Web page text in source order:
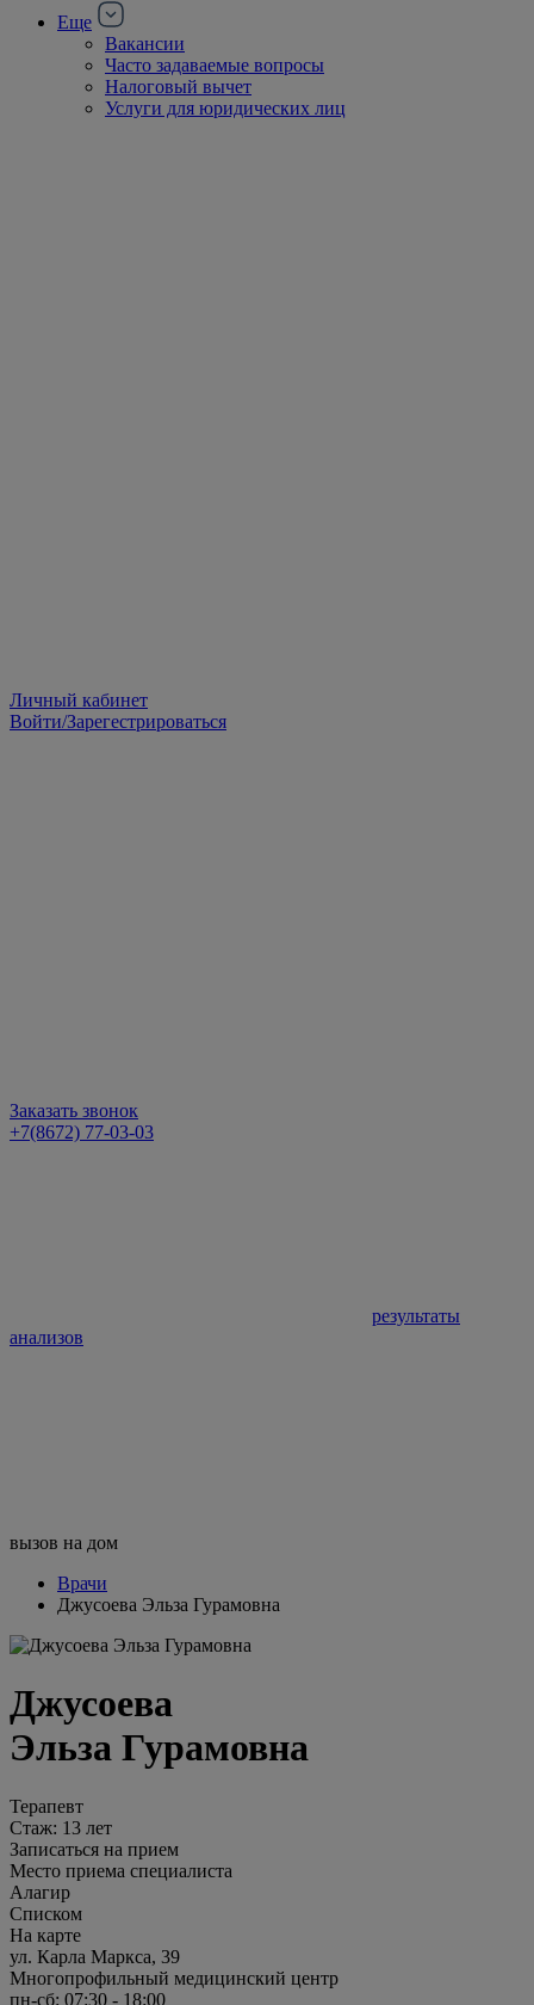
Еще
Вакансии
Часто задаваемые вопросы
Налоговый вычет
Услуги для юридических лиц
Личный кабинет
Войти/Зарегестрироваться
Заказать звонок
+7(8672) 77-03-03
результаты
анализов
вызов на дом
Врачи
Джусоева Эльза Гурамовна
Джусоева
Эльза Гурамовна
Терапевт
Стаж: 13 лет
Записаться на прием
Место приема специалиста
Алагир
Списком
На карте
ул. Карла Маркса, 39
Многопрофильный медицинский центр
пн-сб: 07:30 - 18:00